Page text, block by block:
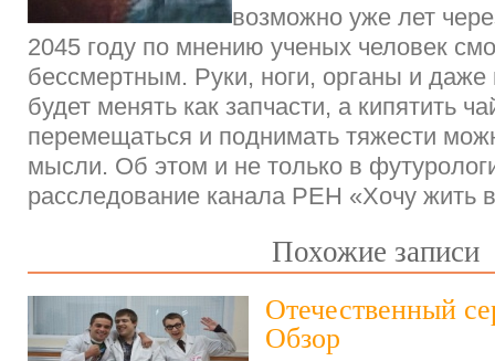
возможно уже лет
2045 году по мнению ученых человек
бессмертным. Руки, ноги, органы и даже
будет менять как запчасти, а кипятить
перемещаться и поднимать тяжести
мысли. Об этом и не только в
расследование канала РЕН «Хочу жить
Похожие записи
Отечественный
Обзор